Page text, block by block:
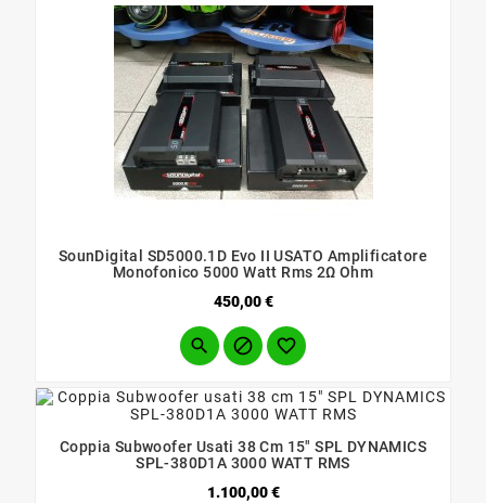
SounDigital SD5000.1D Evo II USATO Amplificatore
Monofonico 5000 Watt Rms 2Ω Ohm
450,00 €Prezzo
  
Coppia Subwoofer Usati 38 Cm 15" SPL DYNAMICS
SPL-380D1A 3000 WATT RMS
1.100,00 €Prezzo